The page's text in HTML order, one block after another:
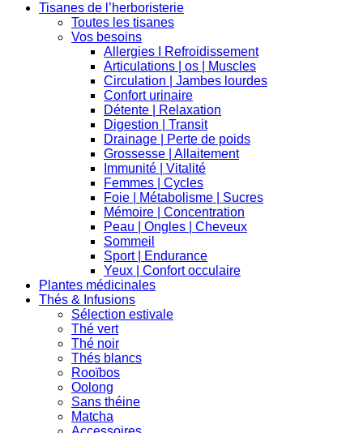
Tisanes de l’herboristerie
Toutes les tisanes
Vos besoins
Allergies I Refroidissement
Articulations | os | Muscles
Circulation | Jambes lourdes
Confort urinaire
Détente | Relaxation
Digestion | Transit
Drainage | Perte de poids
Grossesse | Allaitement
Immunité | Vitalité
Femmes | Cycles
Foie | Métabolisme | Sucres
Mémoire | Concentration
Peau | Ongles | Cheveux
Sommeil
Sport | Endurance
Yeux | Confort occulaire
Plantes médicinales
Thés & Infusions
Sélection estivale
Thé vert
Thé noir
Thés blancs
Rooïbos
Oolong
Sans théine
Matcha